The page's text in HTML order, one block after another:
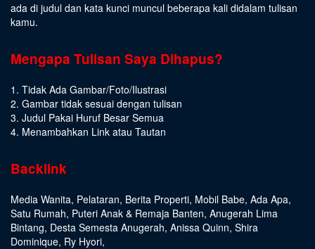
ada di judul dan kata kunci muncul beberapa kali didalam tulisan
kamu.
Mengapa Tulisan Saya Dihapus?
1. Tidak Ada Gambar/Foto/Ilustrasi
2. Gambar tidak sesuai dengan tulisan
3. Judul Pakai Huruf Besar Semua
4. Menambahkan Link atau Tautan
Backlink
Media Wanita, Pelataran, Berita Properti, Mobil Babe, Ada Apa,
Satu Rumah, Puteri Anak & Remaja Banten, Anugerah Lima
Bintang, Desta Semesta Anugerah, Anissa Quinn, Shira
Dominique, Ry Hyori,